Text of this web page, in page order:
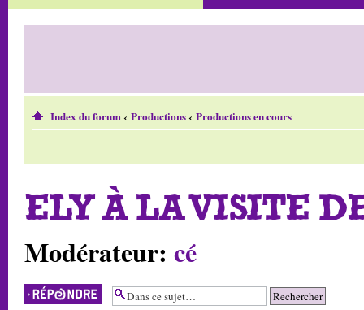
Index du forum‹ Productions‹ Productions en cours
ELY À LA VISITE
Modérateur: cé
Répondre